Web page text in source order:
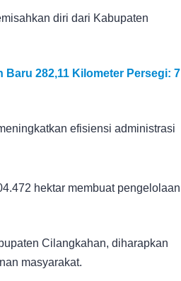
diri dari Kabupaten
282,11 Kilometer Persegi: 7
efisiensi administrasi
hektar membuat pengelolaan
Cilangkahan, diharapkan
masyarakat.